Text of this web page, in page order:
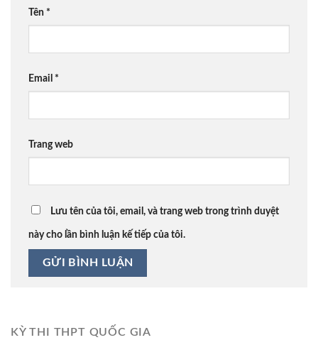
Tên *
Email *
Trang web
Lưu tên của tôi, email, và trang web trong trình duyệt
này cho lần bình luận kế tiếp của tôi.
KỲ THI THPT QUỐC GIA